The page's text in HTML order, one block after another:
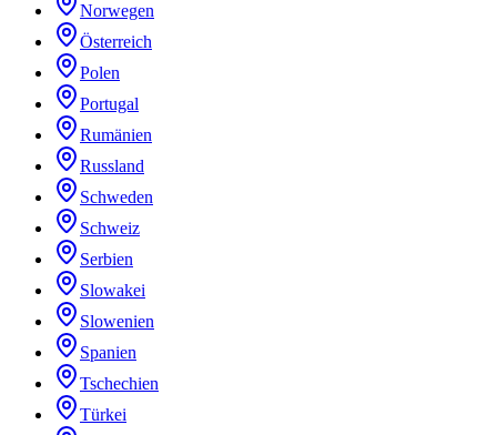
Norwegen
Österreich
Polen
Portugal
Rumänien
Russland
Schweden
Schweiz
Serbien
Slowakei
Slowenien
Spanien
Tschechien
Türkei